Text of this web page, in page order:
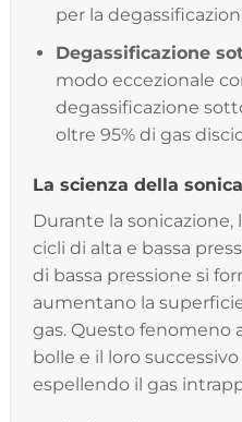
per la
Degassificazione
modo eccezionale
degassificazione
oltre 95% di gas
La scienza della
Durante la
cicli di alta e bassa
di bassa pressione si
aumentano la
gas. Questo fenomeno
bolle e il loro
espellendo il gas